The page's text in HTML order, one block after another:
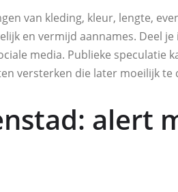
van kleding, kleur, lengte,
en vermijd aannames. Deel
media. Publieke speculatie
versterken die later moeilijk te
alert